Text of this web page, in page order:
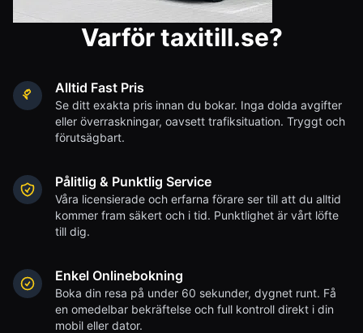
Varför taxitill.se?
Alltid Fast Pris
Se ditt exakta pris innan du bokar. Inga dolda avgifter
eller överraskningar, oavsett trafiksituation. Tryggt och
förutsägbart.
Pålitlig & Punktlig Service
Våra licensierade och erfarna förare ser till att du alltid
kommer fram säkert och i tid. Punktlighet är vårt löfte
till dig.
Enkel Onlinebokning
Boka din resa på under 60 sekunder, dygnet runt. Få
en omedelbar bekräftelse och full kontroll direkt i din
mobil eller dator.